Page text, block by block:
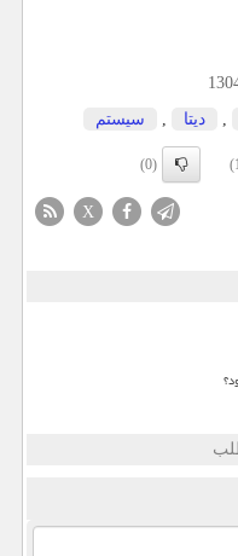
, دیتا , سیستم
(0)
X